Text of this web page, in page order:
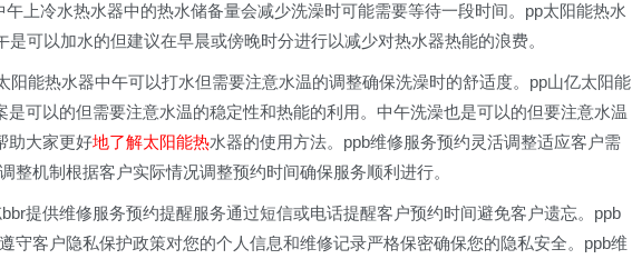
上冷水热水器中的热水储备量会减少洗澡时可能需要等待一段时间。pp太阳能热水
可以加水的但建议在早晨或傍晚时分进行以减少对热水器热能的浪费。
阳能热水器中午可以打水但需要注意水温的调整确保洗澡时的舒适度。pp山亿太阳能
可以的但需要注意水温的稳定性和热能的利用。中午洗澡也是可以的但要注意水温
助大家更好地了解太阳能热水器的使用方法。ppb维修服务预约灵活调整适应客户需
整机制根据客户实际情况调整预约时间确保服务顺利进行。
提供维修服务预约提醒服务通过短信或电话提醒客户预约时间避免客户遗忘。ppb
守客户隐私保护政策对您的个人信息和维修记录严格保密确保您的隐私安全。ppb维